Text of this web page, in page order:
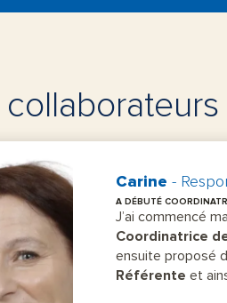
Carine -
A DÉBUTÉ
J’ai commencé
Coordinatrice
ensuite proposé
Référente et